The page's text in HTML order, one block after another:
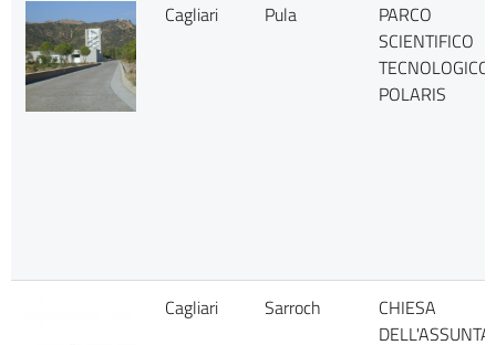
Cagliari Pula
PARCO
SCIENTIFICO
TECNOLOGICO
POLARIS
Cagliari Sarroch
CHIESA
DELL'ASSUNTA